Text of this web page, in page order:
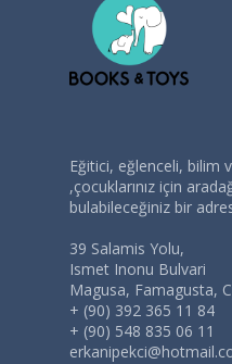
Eğitici, eğlenceli, bilim
,çocuklarınız için
bulabileceğiniz bir
39 Salamis Yolu,
Ismet Inonu Bulvari
Magusa, Famagusta,
+ (90) 392 365 11 84
+ (90) 548 835 06 11